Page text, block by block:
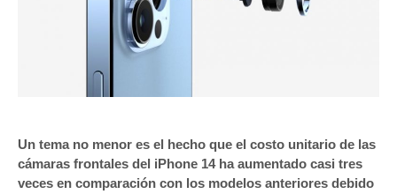
Un tema no menor es el hecho que el costo unitario de las
cámaras frontales del iPhone 14 ha aumentado casi tres
veces en comparación con los modelos anteriores debido